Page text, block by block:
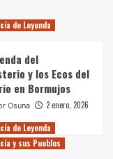
de Leyenda
del
y los Ecos del
en Bormujos
Osuna 2 enero, 2026
de Leyenda
y sus Pueblos